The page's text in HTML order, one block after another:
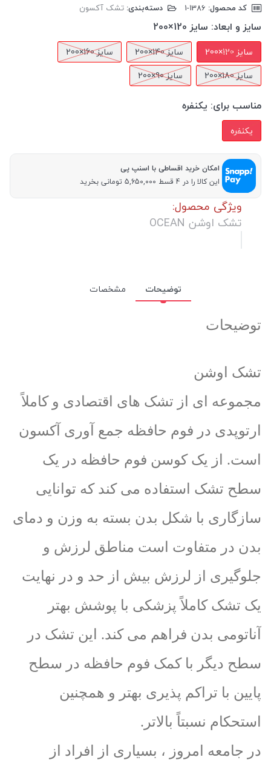
کد محصول: دسته‌بندی: تشک آکسون
سایز و ابعاد: سایز 120×200
سایز 120×200 سایز 140×200
سایز 160×200
سایز 180×200
سایز 90×200
مناسب برای: یکنفره
یکنفره
امکان خرید اقساطی با اسنپ پی
این کالا را در 4 قسط 5,650,000 تومانی بخرید
ویژگی محصول:
تشک اوشن OCEAN
توضیحات مشخصات
توضیحات
تشک اوشن
مجموعه ای از تشک های اقتصادی و کاملاً
ارتوپدی در فوم حافظه جمع آوری آکسون
است. از یک کوسن فوم حافظه در یک
سطح تشک استفاده می کند که توانایی
سازگاری با شکل بدن بسته به وزن و دمای
بدن در متفاوت است مناطق لرزش و
جلوگیری از لرزش بیش از حد و در نهایت
یک تشک کاملاً پزشکی با پوشش بهتر
آناتومی بدن فراهم می کند. این تشک در
سطح دیگر با کمک فوم حافظه در سطح
پایین با تراکم پذیری بهتر و همچنین
استحکام نسبتاً بالاتر.
در جامعه امروز ، بسیاری از افراد از